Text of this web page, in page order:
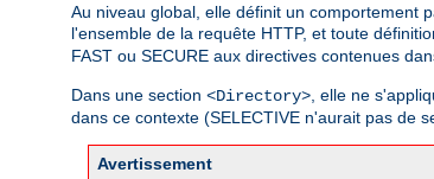
Au niveau global, elle définit un comportement
l'ensemble de la requête HTTP, et toute
FAST ou SECURE aux directives contenues
Dans une section <Directory> , elle ne
dans ce contexte (SELECTIVE n'aurait pas de
Avertissement